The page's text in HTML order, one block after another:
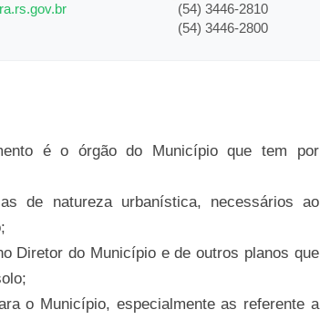
(54) 3446-2810
(54) 3446-2800
é o órgão do Município que tem por
de natureza urbanística, necessários ao
Diretor do Município e de outros planos que
o Município, especialmente as referente a